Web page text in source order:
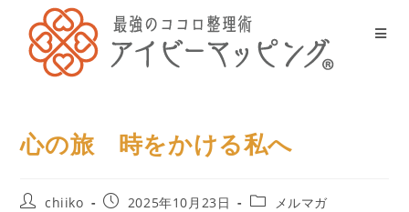
心の旅 時をかける私へ
chiiko 2025年10月23日 メルマガ